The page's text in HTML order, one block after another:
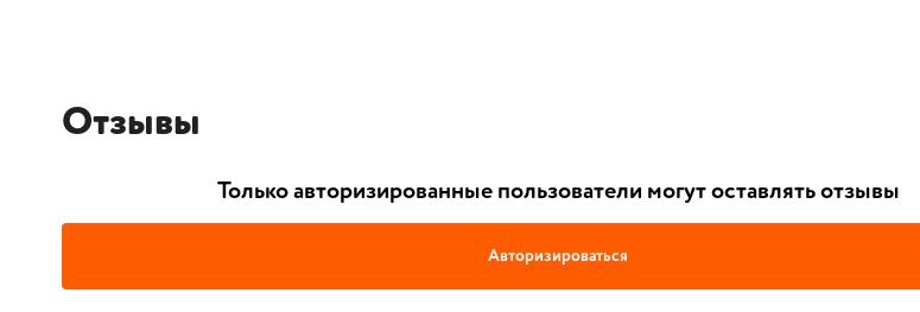
Отзывы
Только авторизированные пользователи могут оставлять отзывы
Авторизироваться